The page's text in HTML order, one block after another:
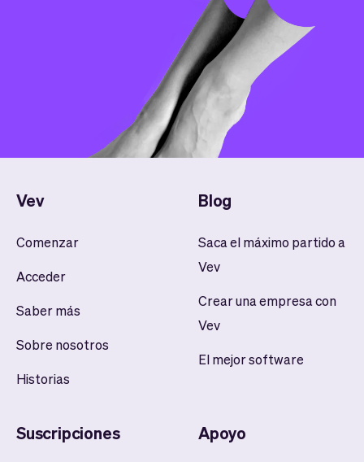
Vev
Comenzar
Acceder
Saber más
Sobre nosotros
Historias
Blog
Saca el máximo partido a
Vev
Crear una empresa con
Vev
El mejor software
Suscripciones Apoyo